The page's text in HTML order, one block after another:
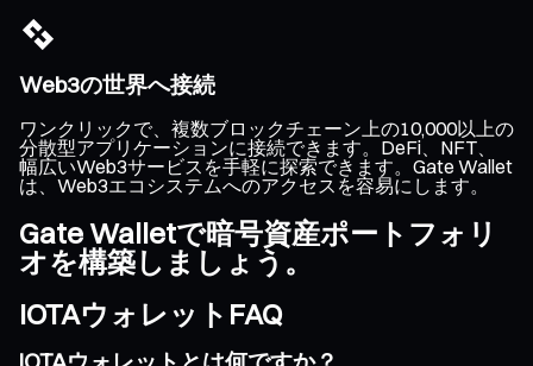
Web3の世界へ接続
ワンクリックで、複数ブロックチェーン上の10,000以上の
分散型アプリケーションに接続できます。DeFi、NFT、
幅広いWeb3サービスを手軽に探索できます。Gate Wallet
は、Web3エコシステムへのアクセスを容易にします。
Gate Walletで暗号資産ポートフォリ
オを構築しましょう。
IOTAウォレットFAQ